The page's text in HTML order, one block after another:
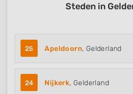
Steden in
25 Apeldoorn, Gelderland
24 Nijkerk, Gelderland